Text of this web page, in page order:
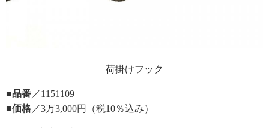
荷掛けフック
■品番 ／1151109
■価格 ／3万3,000円（税10％込み）